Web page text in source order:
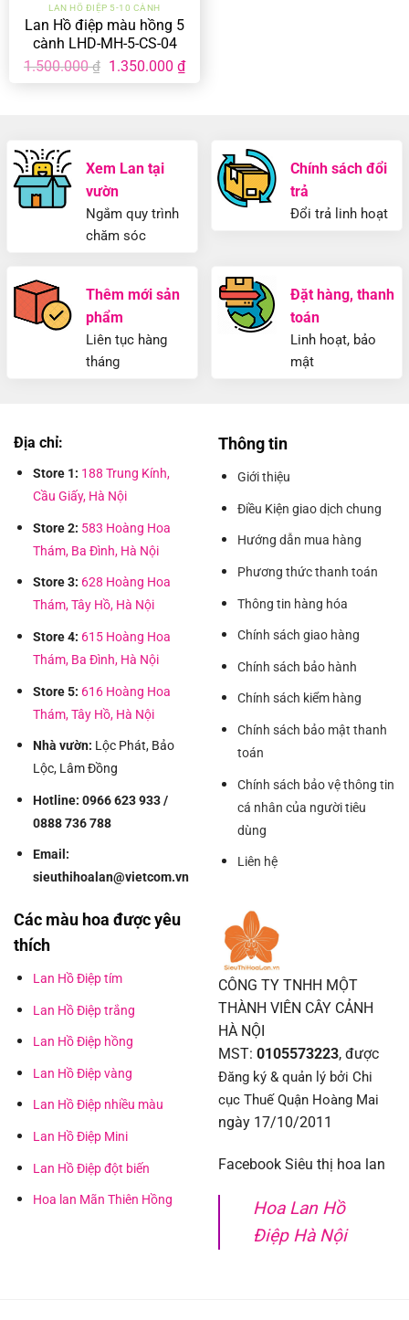
LAN HỒ ĐIỆP 5-10 CÀNH
Lan Hồ điệp màu hồng 5
cành LHD-MH-5-CS-04
1.500.000₫ Giá
1.350.000 ₫Giá
hiện
Xem Lan tại
vườn
Ngắm quy trình
chăm sóc
Chính sách đổi
trả
Đổi trả linh hoạt
Thêm mới sản
phẩm
Liên tục hàng
tháng
Đặt hàng, thanh
toán
Linh hoạt, bảo
mật
Địa chỉ:
Store 1: 188 Trung Kính,
Cầu Giấy, Hà Nội
Store 2: 583 Hoàng Hoa
Thám, Ba Đình, Hà Nội
Store 3: 628 Hoàng Hoa
Thám, Tây Hồ, Hà Nội
Store 4: 615 Hoàng Hoa
Thám, Ba Đình, Hà Nội
Store 5: 616 Hoàng Hoa
Thám, Tây Hồ, Hà Nội
Nhà vườn: Lộc Phát, Bảo
Lộc, Lâm Đồng
Hotline: 0966 623 933 /
0888 736 788
Email:
sieuthihoalan@vietcom.vn
Thông tin
Giới thiệu
Điều Kiện giao dịch chung
Hướng dẫn mua hàng
Phương thức thanh toán
Thông tin hàng hóa
Chính sách giao hàng
Chính sách bảo hành
Chính sách kiểm hàng
Chính sách bảo mật thanh
toán
Chính sách bảo vệ thông tin
cá nhân của người tiêu
dùng
Liên hệ
Các màu hoa được yêu
thích
Lan Hồ Điệp tím
Lan Hồ Điệp trắng
Lan Hồ Điệp hồng
Lan Hồ Điệp vàng
Lan Hồ Điệp nhiều màu
Lan Hồ Điệp Mini
Lan Hồ Điệp đột biến
Hoa lan Mãn Thiên Hồng
CÔNG TY TNHH MỘT
THÀNH VIÊN CÂY CẢNH
HÀ NỘI
MST: 0105573223, được
Đăng ký & quản lý bởi Chi
cục Thuế Quận Hoàng Mai
ngày 17/10/2011
Facebook Siêu thị hoa lan
Hoa Lan Hồ
Điệp Hà Nội